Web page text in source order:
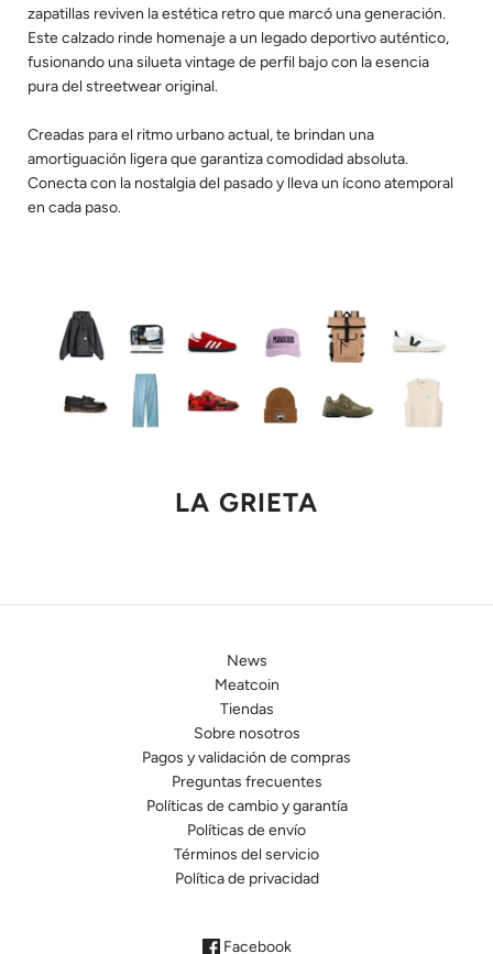
zapatillas reviven la estética retro que marcó una generación.
Este calzado rinde homenaje a un legado deportivo auténtico,
fusionando una silueta vintage de perfil bajo con la esencia
pura del streetwear original.
Creadas para el ritmo urbano actual, te brindan una
amortiguación ligera que garantiza comodidad absoluta.
Conecta con la nostalgia del pasado y lleva un ícono atemporal
en cada paso.
LA GRIETA
News
Meatcoin
Tiendas
Sobre nosotros
Pagos y validación de compras
Preguntas frecuentes
Políticas de cambio y garantía
Políticas de envío
Términos del servicio
Política de privacidad
Facebook